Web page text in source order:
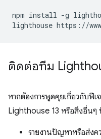
npm install -g
ติดต่อทีม
หากต้องการพูดคุยเกี่ยวกับฟีเ
Lighthouse 13 หรือสิ่งอื่นๆ
รายงานปัญหาหรือส่งค